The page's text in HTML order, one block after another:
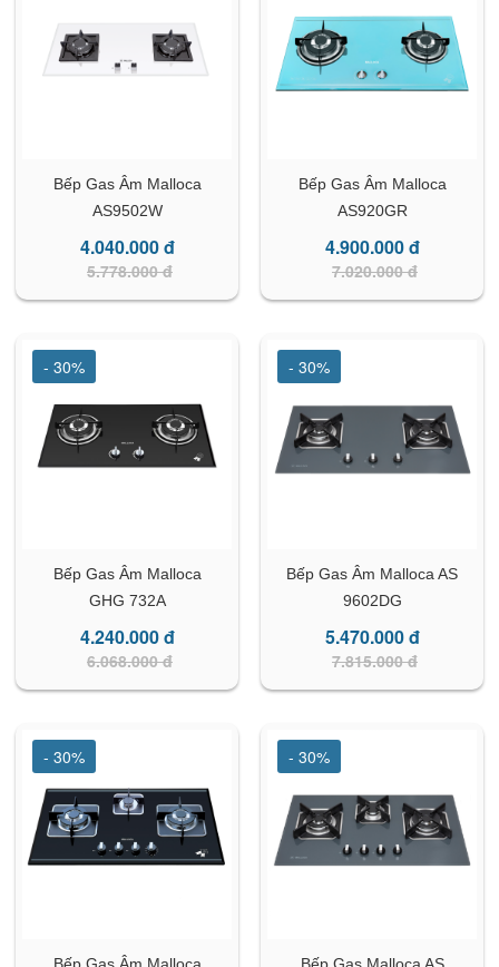
Bếp Gas Âm Malloca
AS9502W
4.040.000 đ
5.778.000 đ
Bếp Gas Âm Malloca
AS920GR
4.900.000 đ
7.020.000 đ
- 30%
Bếp Gas Âm Malloca
GHG 732A
4.240.000 đ
6.068.000 đ
- 30%
Bếp Gas Âm Malloca AS
9602DG
5.470.000 đ
7.815.000 đ
- 30% - 30%